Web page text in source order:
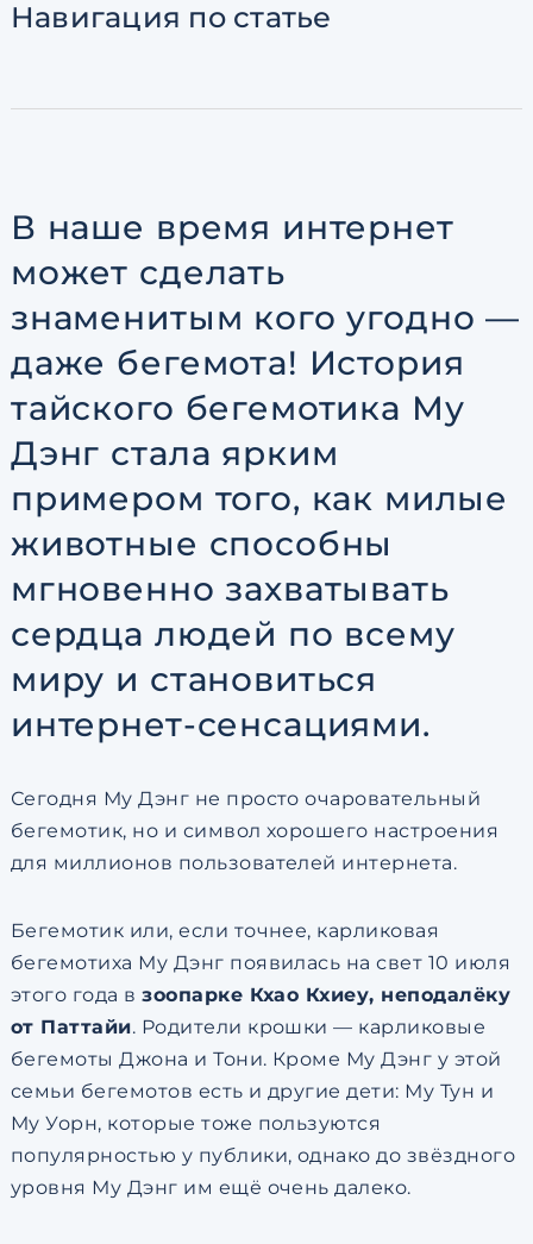
Навигация по статье
В наше время интернет
может сделать
знаменитым кого угодно —
даже бегемота! История
тайского бегемотика Му
Дэнг стала ярким
примером того, как милые
животные способны
мгновенно захватывать
сердца людей по всему
миру и становиться
интернет-сенсациями.
Сегодня Му Дэнг не просто очаровательный
бегемотик, но и символ хорошего настроения
для миллионов пользователей интернета.
Бегемотик или, если точнее, карликовая
бегемотиха Му Дэнг появилась на свет 10 июля
этого года взоопарке Кхао Кхиеу, неподалёку
от Паттайи. Родители крошки — карликовые
бегемоты Джона и Тони. Кроме Му Дэнг у этой
семьи бегемотов есть и другие дети: Му Тун и
Му Уорн, которые тоже пользуются
популярностью у публики, однако до звёздного
уровня Му Дэнг им ещё очень далеко.
Согласен с